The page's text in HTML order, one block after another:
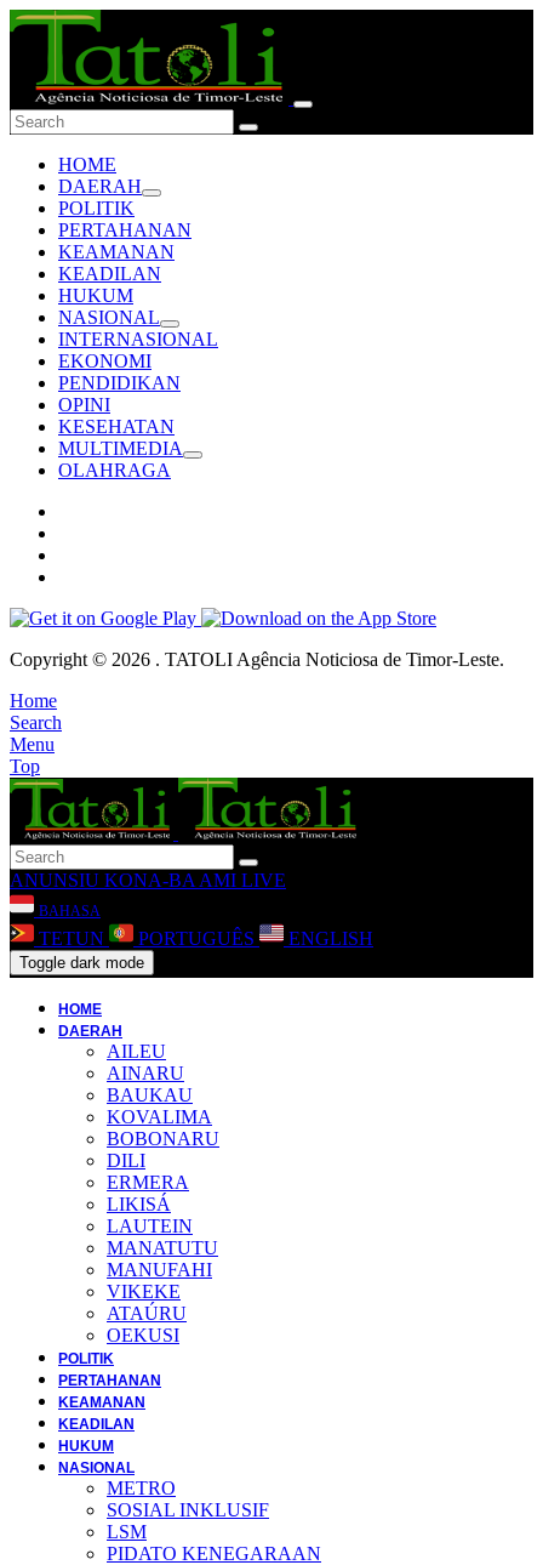
HOME
DAERAH
POLITIK
PERTAHANAN
KEAMANAN
KEADILAN
HUKUM
NASIONAL
INTERNASIONAL
EKONOMI
PENDIDIKAN
OPINI
KESEHATAN
MULTIMEDIA
OLAHRAGA
Copyright © 2026 . TATOLI Agência Noticiosa de Timor-Leste.
Home
Search
Menu
Top
ANUNSIU KONA-BA AMI LIVE
BAHASA
TETUN PORTUGUÊS ENGLISH
Toggle dark mode
HOME
DAERAH
AILEU
AINARU
BAUKAU
KOVALIMA
BOBONARU
DILI
ERMERA
LIKISÁ
LAUTEIN
MANATUTU
MANUFAHI
VIKEKE
ATAÚRU
OEKUSI
POLITIK
PERTAHANAN
KEAMANAN
KEADILAN
HUKUM
NASIONAL
METRO
SOSIAL INKLUSIF
LSM
PIDATO KENEGARAAN